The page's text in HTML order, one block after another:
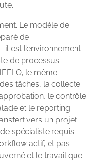
Le modèle de
de
il est l'environnement
de processus
le même
tâches, la collecte
le contrôle
et le reporting
vers un projet
spécialiste requis
actif, et pas
et le travail que